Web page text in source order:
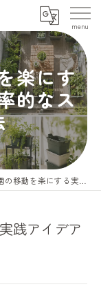
楽にす
的なス
る実践アイデアと効率的なスペース活用法
践アイデア